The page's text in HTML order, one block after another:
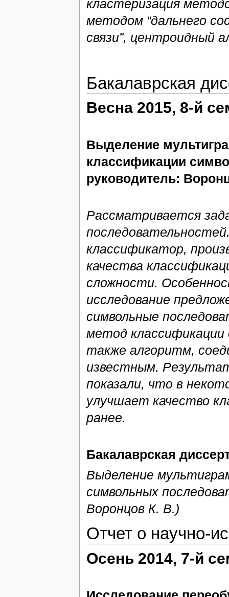
кластеризация
методом “дальнего
связи”, центроидный
Бакалаврская
Весна 2015, 8-й
Выделение
классификации
руководитель:
Рассматривается
классификатор,
качества
сложности.
исследование
символьные
метод классификации
также алгоритм,
известным.
показали, что в
улучшает качество
ранее.
Бакалаврская
Выделение
символьных
Воронцов К. В.)
Отчет о научно-
Осень 2014, 7-й